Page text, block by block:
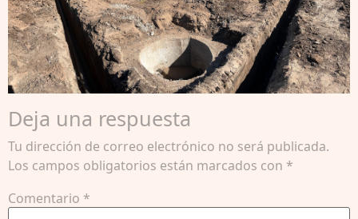
Deja una respuesta
Tu dirección de correo electrónico no será publicada.
Los campos obligatorios están marcados con *
Comentario *